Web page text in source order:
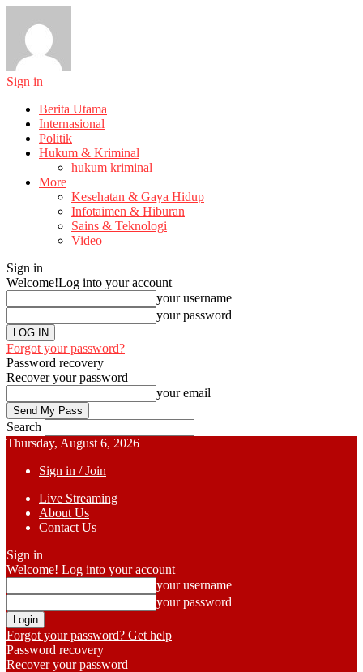
Sign in
Berita Utama
Internasional
Politik
Hukum & Kriminal
hukum kriminal
More
Kesehatan & Gaya Hidup
Infotaimen & Hiburan
Sains & Teknologi
Video
Sign in
Welcome!Log into your account
your username
your password
Forgot your password?
Password recovery
Recover your password
your email
Search
Thursday, August 6, 2026
Sign in / Join
Live Streaming
About Us
Contact Us
Sign in
Welcome! Log into your account
your username
your password
Forgot your password? Get help
Password recovery
Recover your password